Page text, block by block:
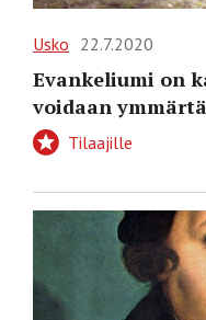
Usko 22.7.2020
Evankeliumi on
voidaan
Tilaajille